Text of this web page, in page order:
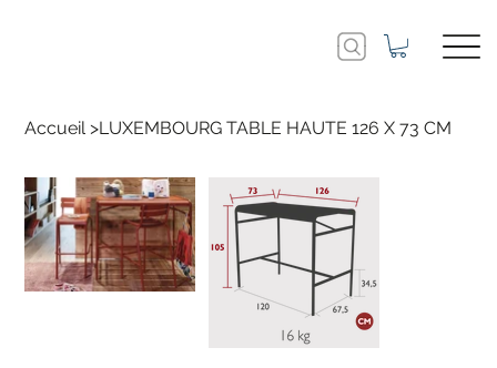
Accueil >LUXEMBOURG TABLE HAUTE 126 X 73 CM